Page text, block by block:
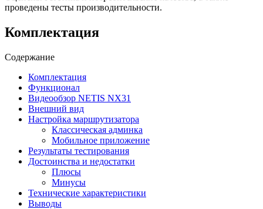
проведены тесты производительности.
Комплектация
Содержание
Комплектация
Функционал
Видеообзор NETIS NX31
Внешний вид
Настройка маршрутизатора
Классическая админка
Мобильное приложение
Результаты тестирования
Достоинства и недостатки
Плюсы
Минусы
Технические характеристики
Выводы